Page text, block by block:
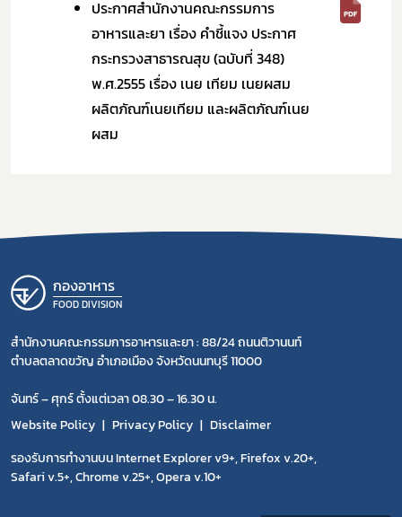
ประกาศสำนักงานคณะกรรมการ
อาหารและยา เรื่อง คำชี้แจง ประกาศ
กระทรวงสาธารณสุข (ฉบับที่ 348)
พ.ศ.2555 เรื่อง เนย เทียม เนยผสม
ผลิตภัณฑ์เนยเทียม และผลิตภัณฑ์เนย
ผสม
กองอาหาร
FOOD DIVISION
สำนักงานคณะกรรมการอาหารและยา : 88/24 ถนนติวานนท์
ตำบลตลาดขวัญ อำเภอเมือง จังหวัดนนทบุรี 11000
จันทร์ – ศุกร์ ตั้งแต่เวลา 08.30 – 16.30 น.
Website Policy
Privacy Policy
Disclaimer
รองรับการทำงานบน Internet Explorer v9+, Firefox v.20+,
Safari v.5+, Chrome v.25+, Opera v.10+